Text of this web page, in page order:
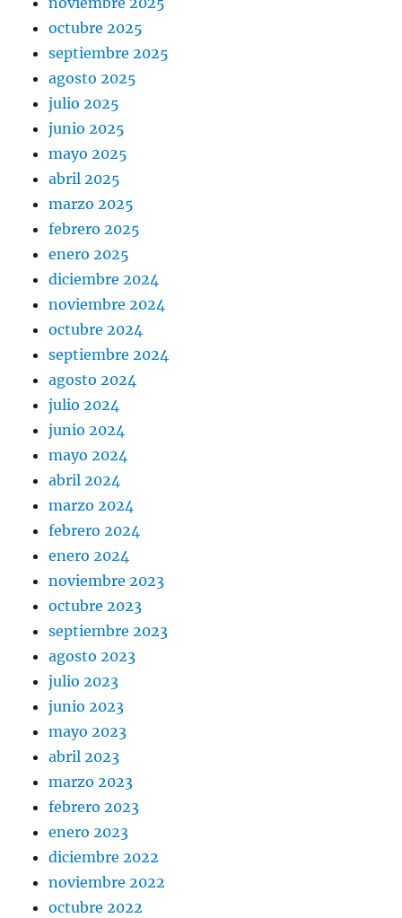
octubre 2025
septiembre 2025
agosto 2025
julio 2025
junio 2025
mayo 2025
abril 2025
marzo 2025
febrero 2025
enero 2025
diciembre 2024
noviembre 2024
octubre 2024
septiembre 2024
agosto 2024
julio 2024
junio 2024
mayo 2024
abril 2024
marzo 2024
febrero 2024
enero 2024
noviembre 2023
octubre 2023
septiembre 2023
agosto 2023
julio 2023
junio 2023
mayo 2023
abril 2023
marzo 2023
febrero 2023
enero 2023
diciembre 2022
noviembre 2022
octubre 2022